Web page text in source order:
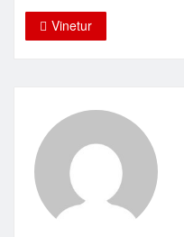
Vinetur